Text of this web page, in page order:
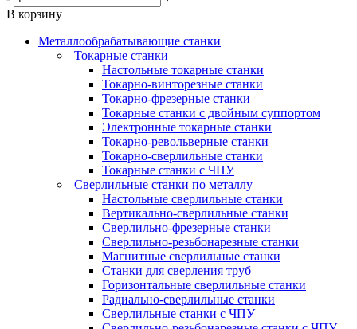
В корзину
Металлообрабатывающие станки
Токарные станки
Настольные токарные станки
Токарно-винторезные станки
Токарно-фрезерные станки
Токарные станки с двойным суппортом
Электронные токарные станки
Токарно-револьверные станки
Токарно-сверлильные станки
Токарные станки с ЧПУ
Сверлильные станки по металлу
Настольные сверлильные станки
Вертикально-сверлильные станки
Сверлильно-фрезерные станки
Сверлильно-резьбонарезные станки
Магнитные сверлильные станки
Станки для сверления труб
Горизонтальные сверлильные станки
Радиально-сверлильные станки
Сверлильные станки с ЧПУ